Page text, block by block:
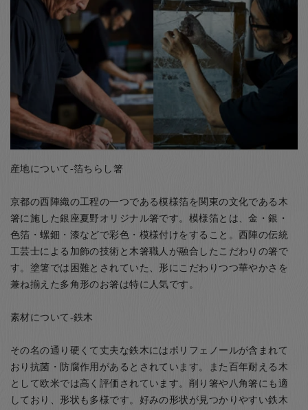
産地について-箔ちらし箸
京都の西陣織の工程の一つである模様箔を関東の文化である木
箸に施した銀座夏野オリジナル箸です。模様箔とは、金・銀・
色箔・螺鈿・漆などで彩色・模様付けをすること。西陣の伝統
工芸士による加飾の技術と木箸職人が融合したこだわりの箸で
す。塗箸では困難とされていた、形にこだわりつつ華やかさを
兼ね揃えた多角形のお箸は特に人気です。
素材について-鉄木
その名の通り硬くて丈夫な鉄木にはポリフェノールが含まれて
おり抗菌・防腐作用があるとされています。また百年耐える木
として欧米では高く評価されています。削り箸や八角箸にも適
しており、形状も多様です。好みの形状が見つかりやすい鉄木